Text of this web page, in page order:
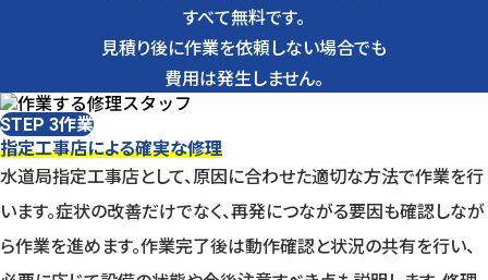
すべて無料です。
見積り後に作業を依頼しない場合でも
費用は発生しません。
STEP 3作業
指定工事店による確実な修理
水道局指定工事店として、原因に合わせた適切な方法で作業を行
います。症状の改善だけでなく、再発につながる要因も確認しなが
ら作業を進めます。作業完了後は動作確認と状況の共有を行い、